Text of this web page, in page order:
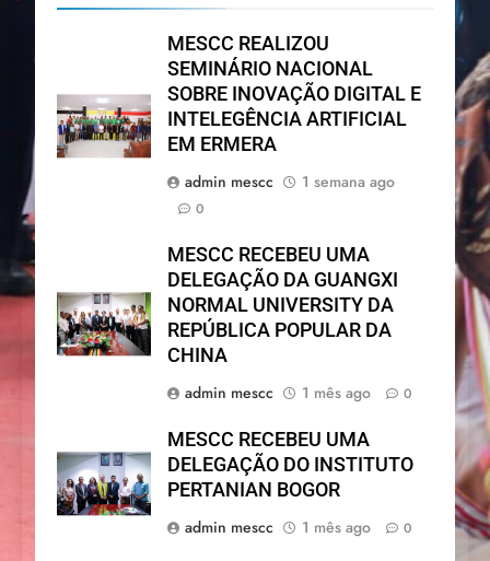
MESCC REALIZOU
SEMINÁRIO NACIONAL
SOBRE INOVAÇÃO DIGITAL E
INTELEGÊNCIA ARTIFICIAL
EM ERMERA
admin mescc
1 semana ago
0
MESCC RECEBEU UMA
DELEGAÇÃO DA GUANGXI
NORMAL UNIVERSITY DA
REPÚBLICA POPULAR DA
CHINA
admin mescc
1 mês ago 0
MESCC RECEBEU UMA
DELEGAÇÃO DO INSTITUTO
PERTANIAN BOGOR
admin mescc
1 mês ago 0